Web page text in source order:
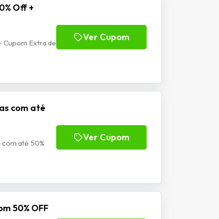
Off +
Cupom Extra de
Ver Cupom
com até
até 50%
Ver Cupom
50% OFF